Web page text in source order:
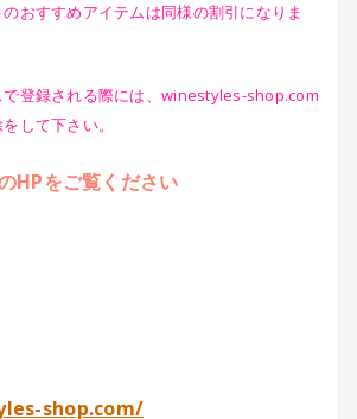
おすすめアイテムは同様の割引になりま
で登録される際には、winestyles-shop.com
して下さい。
HPをご覧ください
shop.com/